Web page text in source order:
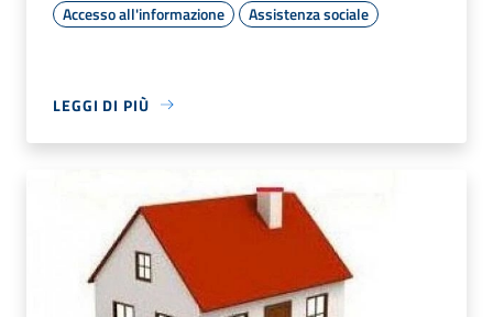
Accesso all'informazione Assistenza sociale
LEGGI DI PIÙ